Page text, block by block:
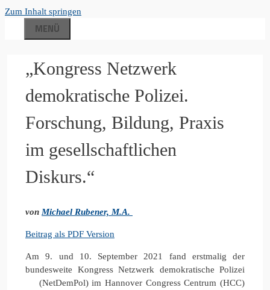
Zum Inhalt springen
MENÜ
„Kongress Netzwerk
demokratische Polizei.
Forschung, Bildung, Praxis
im gesellschaftlichen
Diskurs.“
von Michael Rubener, M.A.
Beitrag als PDF Version
Am 9. und 10. September 2021 fand erstmalig der
bundesweite Kongress Netzwerk demokratische Polizei
(NetDemPol) im Hannover Congress Centrum (HCC)